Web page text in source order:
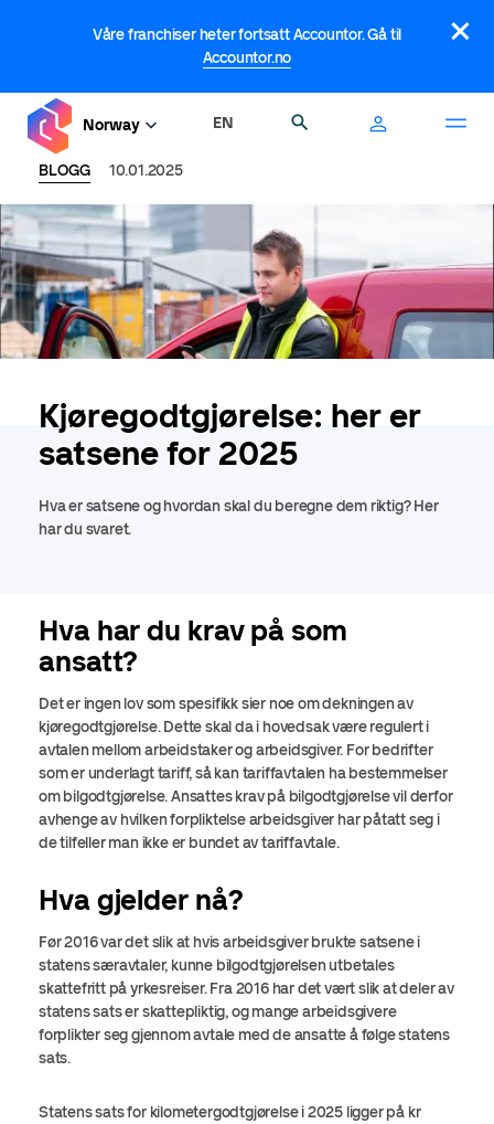
Våre franchiser heter fortsatt Accountor. Gå til
Accountor.no
×
Norway EN
BLOGG 10.01.2025
Kjøregodtgjørelse: her er
satsene for 2025
Hva er satsene og hvordan skal du beregne dem riktig? Her
har du svaret.
Hva har du krav på som
ansatt?
Det er ingen lov som spesifikk sier noe om dekningen av
kjøregodtgjørelse. Dette skal da i hovedsak være regulert i
avtalen mellom arbeidstaker og arbeidsgiver. For bedrifter
som er underlagt tariff, så kan tariffavtalen ha bestemmelser
om bilgodtgjørelse. Ansattes krav på bilgodtgjørelse vil derfor
avhenge av hvilken forpliktelse arbeidsgiver har påtatt seg i
de tilfeller man ikke er bundet av tariffavtale.
Hva gjelder nå?
Før 2016 var det slik at hvis arbeidsgiver brukte satsene i
statens særavtaler, kunne bilgodtgjørelsen utbetales
skattefritt på yrkesreiser. Fra 2016 har det vært slik at deler av
statens sats er skattepliktig, og mange arbeidsgivere
forplikter seg gjennom avtale med de ansatte å følge statens
sats.
Statens sats for kilometergodtgjørelse i 2025 ligger på kr